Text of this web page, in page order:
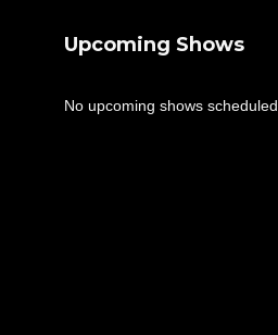
Upcoming Shows
No upcoming shows scheduled